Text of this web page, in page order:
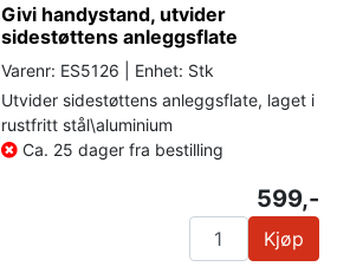
Givi handystand, utvider
sidestøttens anleggsflate
Varenr: ES5126 | Enhet: Stk
Utvider sidestøttens anleggsflate, laget i
rustfritt stål\aluminium
Ca. 25 dager fra bestilling
599,-
Kjøp